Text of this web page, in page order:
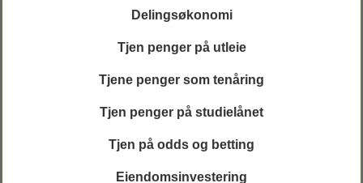
Delingsøkonomi
Tjen penger på utleie
Tjene penger som tenåring
Tjen penger på studielånet
Tjen på odds og betting
Eiendomsinvestering